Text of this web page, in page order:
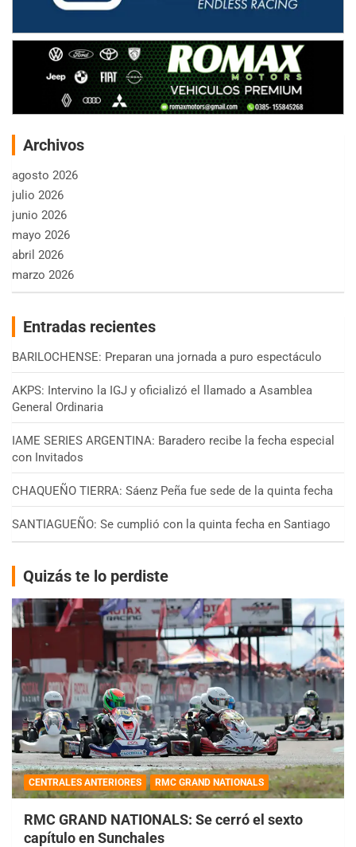
Archivos
agosto 2026
julio 2026
junio 2026
mayo 2026
abril 2026
marzo 2026
Entradas recientes
BARILOCHENSE: Preparan una jornada a puro espectáculo
AKPS: Intervino la IGJ y oficializó el llamado a Asamblea
General Ordinaria
IAME SERIES ARGENTINA: Baradero recibe la fecha especial
con Invitados
CHAQUEÑO TIERRA: Sáenz Peña fue sede de la quinta fecha
SANTIAGUEÑO: Se cumplió con la quinta fecha en Santiago
Quizás te lo perdiste
CENTRALES ANTERIORES RMC GRAND NATIONALS
RMC GRAND NATIONALS: Se cerró el sexto
capítulo en Sunchales